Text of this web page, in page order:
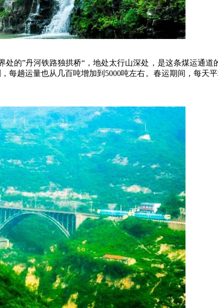
的”丹河铁路独拱桥“，地处太行山深处，是这条煤运通道
每趟运量也从几百吨增加到5000吨左右。春运期间，每天